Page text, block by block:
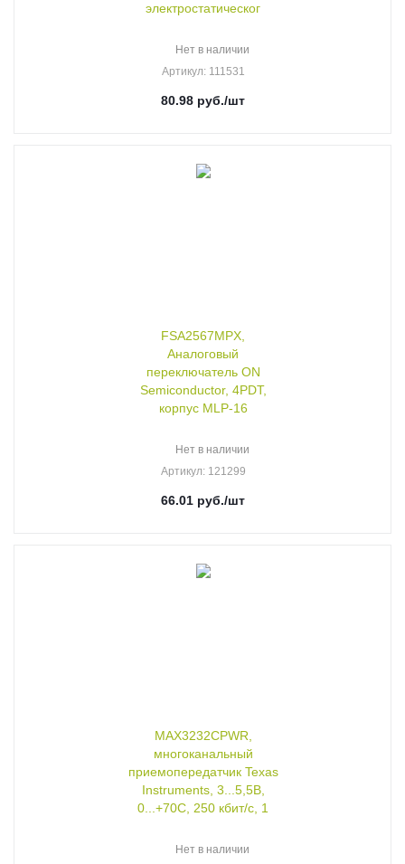
электростатическог
Нет в наличии
Артикул: 111531
80.98 руб./шт
FSA2567MPX,
Аналоговый
переключатель ON
Semiconductor, 4PDT,
корпус MLP-16
Нет в наличии
Артикул: 121299
66.01 руб./шт
MAX3232CPWR,
многоканальный
приемопередатчик Texas
Instruments, 3...5,5В,
0...+70C, 250 кбит/с, 1
Нет в наличии